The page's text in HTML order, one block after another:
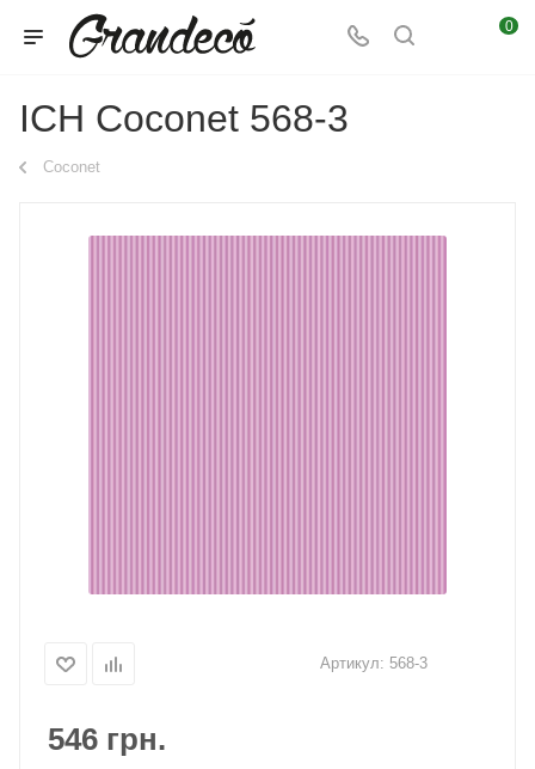
0
ICH Coconet 568-3
Coconet
Артикул: 568-3
546 грн.